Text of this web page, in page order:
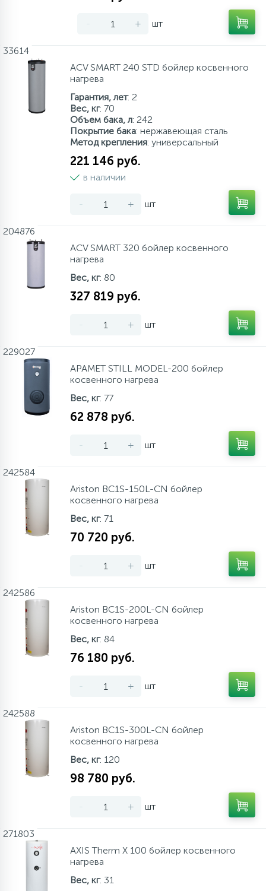
- + шт
33614
ACV SMART 240 STD бойлер косвенного
нагрева
Гарантия, лет: 2
Вес, кг: 70
Объем бака, л: 242
Покрытие бака: нержавеющая сталь
Метод крепления: универсальный
221 146 руб.
в наличии
- + шт
204876
ACV SMART 320 бойлер косвенного
нагрева
Вес, кг: 80
327 819 руб.
- + шт
229027
APAMET STILL MODEL-200 бойлер
косвенного нагрева
Вес, кг: 77
62 878 руб.
- + шт
242584
Ariston BC1S-150L-CN бойлер
косвенного нагрева
Вес, кг: 71
70 720 руб.
- + шт
242586
Ariston BC1S-200L-CN бойлер
косвенного нагрева
Вес, кг: 84
76 180 руб.
- + шт
242588
Ariston BC1S-300L-CN бойлер
косвенного нагрева
Вес, кг: 120
98 780 руб.
- + шт
271803
AXIS Therm X 100 бойлер косвенного
нагрева
Вес, кг: 31